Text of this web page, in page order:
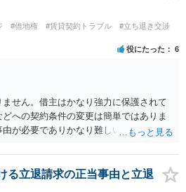
#借地権 #賃貸契約トラブル
#立ち退き交渉
役にたった 6
せん。借主はかなり強力に保護されて
への契約条件の変更は簡単ではありま
が必要でありかなり難しいのです。 周
らえるかもしれません。 なので無理し
いと思いますが，まずは価格ですよね。
ないと思いますが，金融機関に相談さ
る立退請求の正当事由と立退